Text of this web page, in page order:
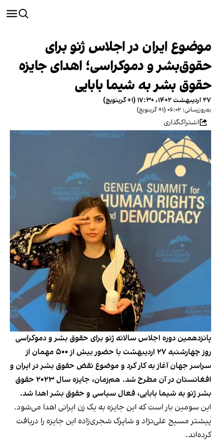
موضوع ایران در اجلاس ژنو برای
حقوق‌بشر و دموکراسی؛ اهدای جایزه
حقوق بشر به شیما بابایی
۲۷ اردیبهشت ۱۴۰۲، ۱۷:۳۰ (‎+۱ گرینویچ)
به‌روزرسانی: ۰۶:۰۲ (‎+۱ گرینویچ)
اشتراک‌گذاری
پانزدهمین دوره اجلاس سالانه ژنو برای حقوق بشر و دموکراسی
روز چهارشنبه ۲۷ اردیبهشت با حضور بیش از ۵۰۰ مهمان از
سراسر جهان آغاز به کار کرد و موضوع نقض حقوق بشر در ایران و
افغانستان در آن مطرح شد. هم‌زمان، جایزه سال ۲۰۲۳ حقوق
بشر ژنو به شیما بابایی، فعال سیاسی و حقوق بشر اهدا شد.
این سومین بار است که این جایزه به یک زن ایرانی اهدا می‌شود.
پیشتر مسیح علی‌نژاد و شاپرک شجری‌زاده این جایزه را دریافت
کرده‌اند.